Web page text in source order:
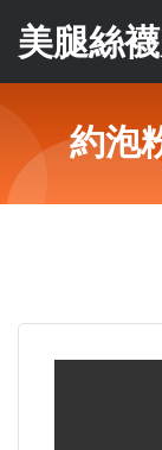
美腿絲
約泡